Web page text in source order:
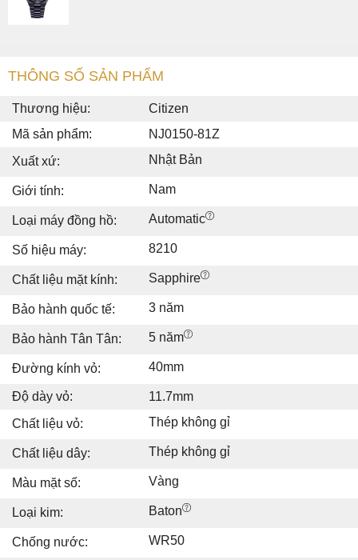
THÔNG SỐ SẢN PHẨM
Thương hiệu:
Citizen
Mã sản phẩm:
NJ0150-81Z
Xuất xứ:
Nhật Bản
Giới tính: Nam
Loại máy đồng hồ: Automatic
Số hiệu máy: 8210
Chất liệu mặt kính: Sapphire
Bảo hành quốc tế: 3 năm
Bảo hành Tân Tân: 5 năm
Đường kính vỏ: 40mm
Độ dày vỏ:
11.7mm
Chất liệu vỏ:
Thép không gỉ
Chất liệu dây: Thép không gỉ
Màu mặt số: Vàng
Loại kim: Baton
Chống nước: WR50